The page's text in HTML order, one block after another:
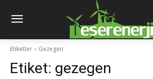
Etiketler Gezegen
Etiket: gezegen